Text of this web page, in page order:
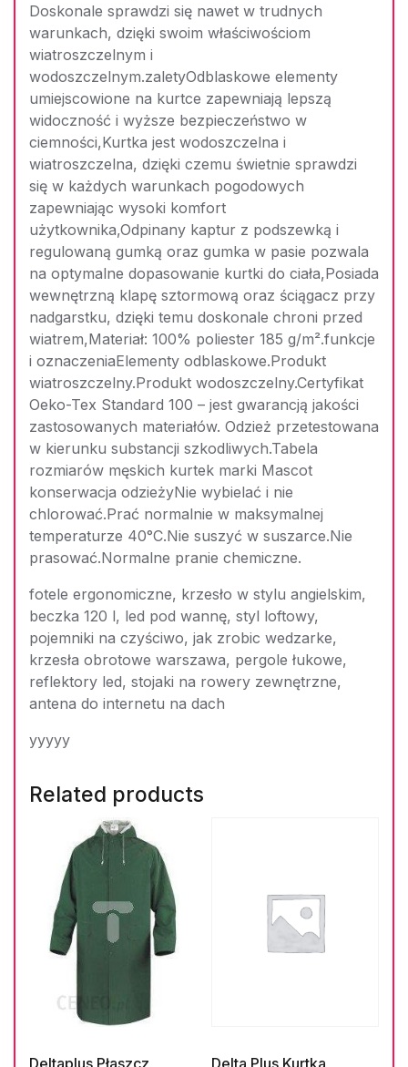
Doskonale sprawdzi się nawet w trudnych
warunkach, dzięki swoim właściwościom
wiatroszczelnym i
wodoszczelnym.zaletyOdblaskowe elementy
umiejscowione na kurtce zapewniają lepszą
widoczność i wyższe bezpieczeństwo w
ciemności,Kurtka jest wodoszczelna i
wiatroszczelna, dzięki czemu świetnie sprawdzi
się w każdych warunkach pogodowych
zapewniając wysoki komfort
użytkownika,Odpinany kaptur z podszewką i
regulowaną gumką oraz gumka w pasie pozwala
na optymalne dopasowanie kurtki do ciała,Posiada
wewnętrzną klapę sztormową oraz ściągacz przy
nadgarstku, dzięki temu doskonale chroni przed
wiatrem,Materiał: 100% poliester 185 g/m².funkcje
i oznaczeniaElementy odblaskowe.Produkt
wiatroszczelny.Produkt wodoszczelny.Certyfikat
Oeko-Tex Standard 100 – jest gwarancją jakości
zastosowanych materiałów. Odzież przetestowana
w kierunku substancji szkodliwych.Tabela
rozmiarów męskich kurtek marki Mascot
konserwacja odzieżyNie wybielać i nie
chlorować.Prać normalnie w maksymalnej
temperaturze 40°C.Nie suszyć w suszarce.Nie
prasować.Normalne pranie chemiczne.
fotele ergonomiczne, krzesło w stylu angielskim,
beczka 120 l, led pod wannę, styl loftowy,
pojemniki na czyściwo, jak zrobic wedzarke,
krzesła obrotowe warszawa, pergole łukowe,
reflektory led, stojaki na rowery zewnętrzne,
antena do internetu na dach
yyyyy
Related products